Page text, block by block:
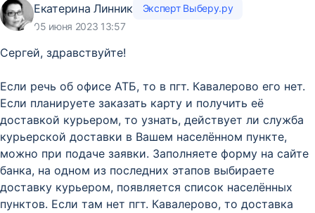
Екатерина Линник
Эксперт Выберу.ру
05 июня 2023 13:57
Сергей, здравствуйте!
Если речь об офисе АТБ, то в пгт. Кавалерово его нет.
Если планируете заказать карту и получить её
доставкой курьером, то узнать, действует ли служба
курьерской доставки в Вашем населённом пункте,
можно при подаче заявки. Заполняете форму на сайте
банка, на одном из последних этапов выбираете
доставку курьером, появляется список населённых
пунктов. Если там нет пгт. Кавалерово, то доставка